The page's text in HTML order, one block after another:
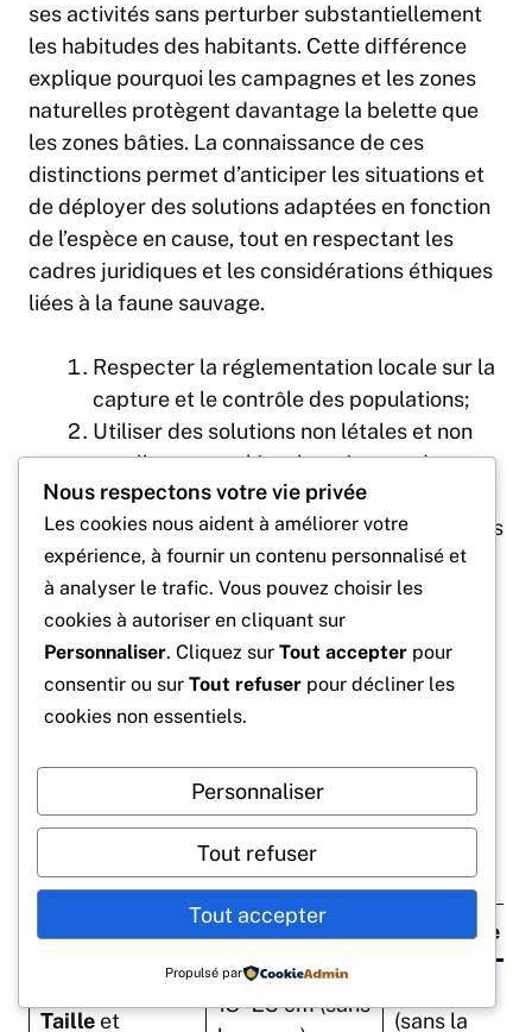
ses activités sans perturber substantiellement
les habitudes des habitants. Cette différence
explique pourquoi les campagnes et les zones
naturelles protègent davantage la belette que
les zones bâties. La connaissance de ces
distinctions permet d’anticiper les situations et
de déployer des solutions adaptées en fonction
de l’espèce en cause, tout en respectant les
cadres juridiques et les considérations éthiques
liées à la faune sauvage.
Respecter la réglementation locale sur la
capture et le contrôle des populations;
Utiliser des solutions non létales et non
cruelles pour tolérer la présence des
animaux;
Renforcer les accès et les protections des
habitations pour limiter les intrusions;
Entretenir des habitats extérieurs
favorables à la faune tout en préservant
les biens;
Consulter des professionnels en cas de
constat avéré et durable.
Tableau récapitulatif : belette vs
fouine — caractéristiques clés et
implications
Belette Fouine
Taille et
18–25 cm (sans
(sans la
Nous respectons votre vie privée
Les cookies nous aident à améliorer votre
expérience, à fournir un contenu personnalisé et
à analyser le trafic. Vous pouvez choisir les
cookies à autoriser en cliquant sur
Personnaliser. Cliquez sur Tout accepter pour
consentir ou sur Tout refuser pour décliner les
cookies non essentiels.
Personnaliser
Tout refuser
Tout accepter
Propulsé par